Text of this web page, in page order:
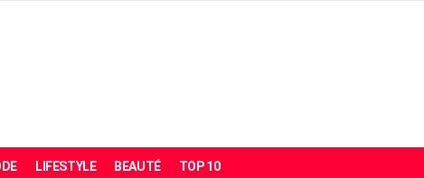
LIFESTYLE BEAUTÉ TOP 10